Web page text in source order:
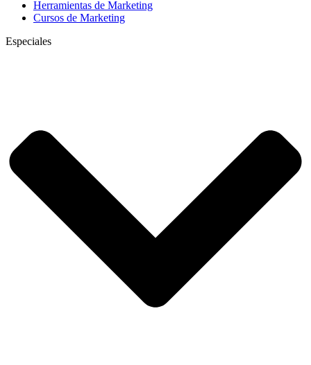
Herramientas de Marketing
Cursos de Marketing
Especiales